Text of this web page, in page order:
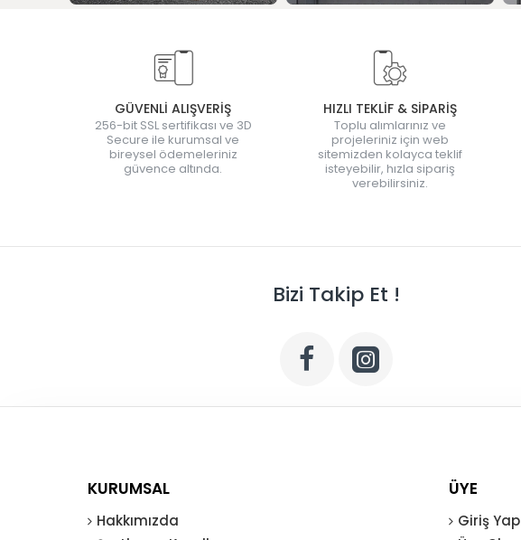
GÜVENLİ ALIŞVERİŞ
256-bit SSL sertifikası ve 3D
Secure ile kurumsal ve
bireysel ödemeleriniz
güvence altında.
HIZLI TEKLİF & SİPARİŞ
Toplu alımlarınız ve
projeleriniz için web
sitemizden kolayca teklif
isteyebilir, hızla sipariş
verebilirsiniz.
Bizi Takip Et !
KURUMSAL
Hakkımızda
ÜYE
Giriş Yap